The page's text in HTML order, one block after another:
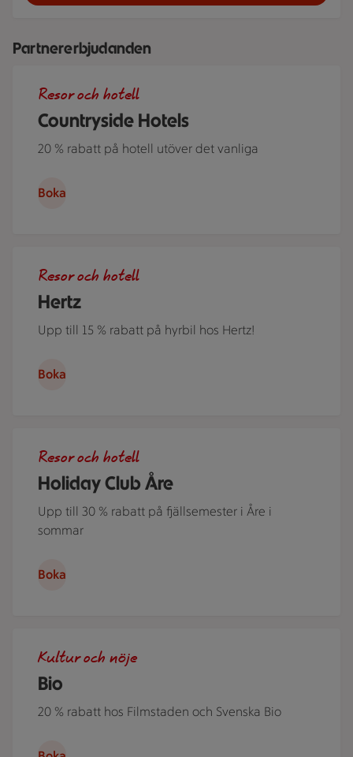
Partnererbjudanden
Countryside Hotels
Resor och hotell
20 % rabatt på hotell utöver det vanliga
Boka
Hertz
Resor och hotell
Upp till 15 % rabatt på hyrbil hos Hertz!
Boka
Holiday Club Åre
Resor och hotell
Upp till 30 % rabatt på fjällsemester i Åre i
sommar
Boka
Bio
Kultur och nöje
20 % rabatt hos Filmstaden och Svenska Bio